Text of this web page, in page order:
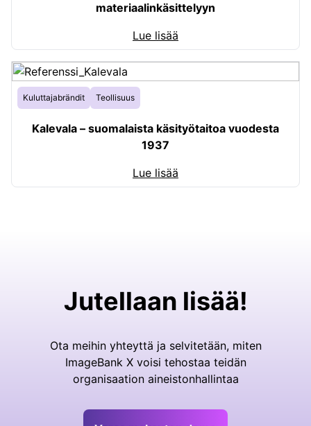
materiaalinkäsittelyyn
Lue lisää
Kuluttajabrändit Teollisuus
Kalevala – suomalaista käsityötaitoa vuodesta
1937
Lue lisää
Jutellaan lisää!
Ota meihin yhteyttä ja selvitetään, miten
ImageBank X voisi tehostaa teidän
organisaation aineistonhallintaa